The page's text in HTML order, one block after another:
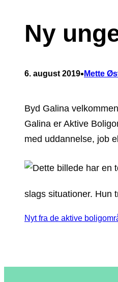
Ny
6. august 2019•Mette
Byd Galina
Galina er Aktive
med uddannelse, job
slags situationer. Hun
Nyt fra de aktive